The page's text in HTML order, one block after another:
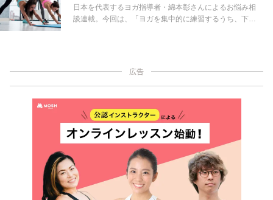
日本を代表するヨガ指導者・綿本彰さんによるお悩み相
談連載。今回は、「ヨガを集中的に練習するうち、下半
広告